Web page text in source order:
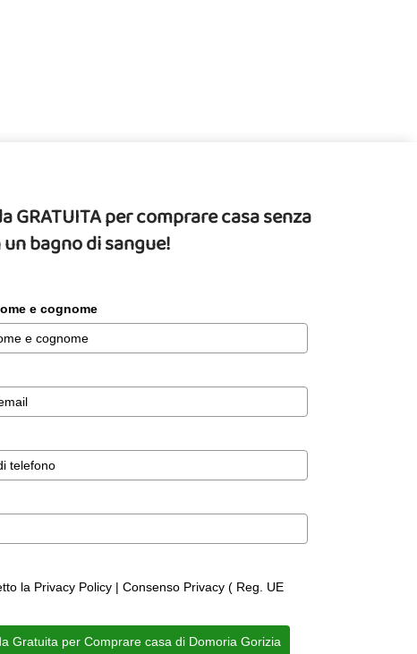
GRATUITA per comprare casa senza
bagno di sangue!
e cognome
la Privacy Policy | Consenso Privacy ( Reg. UE
Gratuita per Comprare casa di Domoria Gorizia